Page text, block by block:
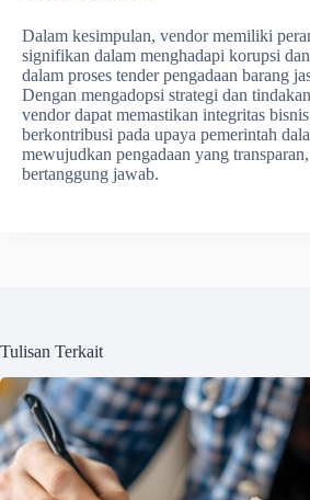
Dalam kesimpulan, vendor memiliki
signifikan dalam menghadapi korupsi
dalam proses tender pengadaan barang
Dengan mengadopsi strategi dan
vendor dapat memastikan integritas
berkontribusi pada upaya pemerintah
mewujudkan pengadaan yang
bertanggung jawab.
Tulisan Terkait